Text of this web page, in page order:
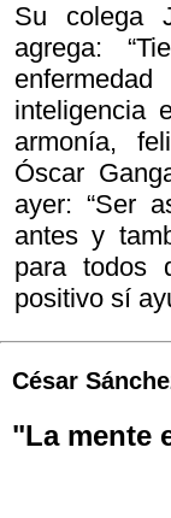
Su colega
agrega:
inteligencia
armonía,
Óscar
ayer: “Ser
antes y
para todos
positivo sí
César
"La mente